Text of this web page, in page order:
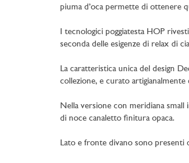
piuma d’oca permette di ottenere
I tecnologici poggiatesta HOP
seconda delle esigenze di relax di
La caratteristica unica del design
collezione, e curato
Nella versione con meridiana
di noce canaletto finitura opaca.
Lato e fronte divano sono presenti